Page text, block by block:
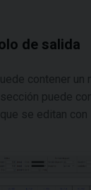
de salida
contener un
puede
se editan